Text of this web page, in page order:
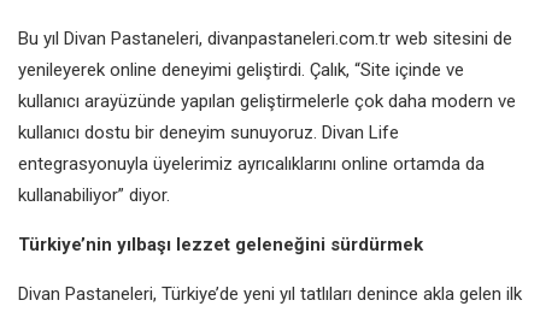
Bu yıl Divan Pastaneleri, divanpastaneleri.com.tr web sitesini de
yenileyerek online deneyimi geliştirdi. Çalık, “Site içinde ve
kullanıcı arayüzünde yapılan geliştirmelerle çok daha modern ve
kullanıcı dostu bir deneyim sunuyoruz. Divan Life
entegrasyonuyla üyelerimiz ayrıcalıklarını online ortamda da
kullanabiliyor” diyor.
Türkiye’nin yılbaşı lezzet geleneğini sürdürmek
Divan Pastaneleri, Türkiye’de yeni yıl tatlıları denince akla gelen ilk